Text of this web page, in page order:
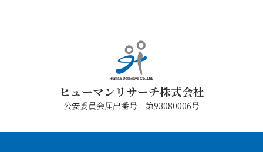
ヒューマンリサーチ株式会社
公安委員会届出番号 第93080006号